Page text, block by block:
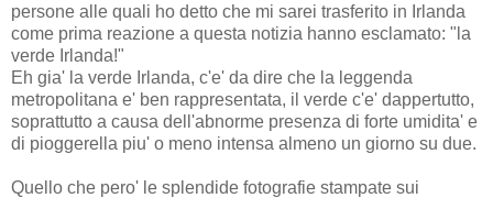
persone alle quali ho detto che mi sarei trasferito in Irlanda
come prima reazione a questa notizia hanno esclamato: "la
verde Irlanda!"
Eh gia' la verde Irlanda, c'e' da dire che la leggenda
metropolitana e' ben rappresentata, il verde c'e' dappertutto,
soprattutto a causa dell'abnorme presenza di forte umidita' e
di pioggerella piu' o meno intensa almeno un giorno su due.
Quello che pero' le splendide fotografie stampate sui